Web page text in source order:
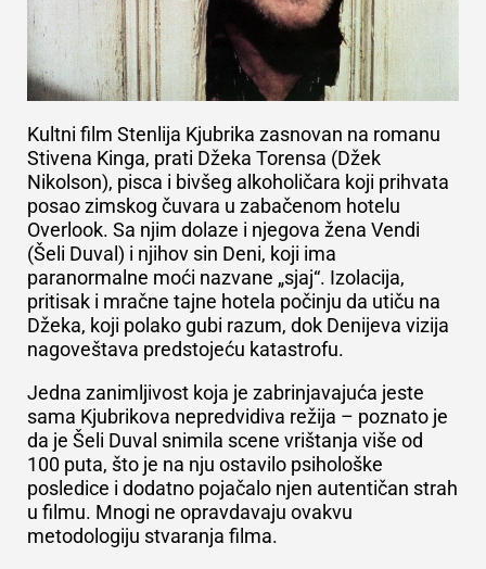
Kultni film Stenlija Kjubrika zasnovan na romanu
Stivena Kinga, prati Džeka Torensa (Džek
Nikolson), pisca i bivšeg alkoholičara koji prihvata
posao zimskog čuvara u zabačenom hotelu
Overlook. Sa njim dolaze i njegova žena Vendi
(Šeli Duval) i njihov sin Deni, koji ima
paranormalne moći nazvane „sjaj“. Izolacija,
pritisak i mračne tajne hotela počinju da utiču na
Džeka, koji polako gubi razum, dok Denijeva vizija
nagoveštava predstojeću katastrofu.
Jedna zanimljivost koja je zabrinjavajuća jeste
sama Kjubrikova nepredvidiva režija – poznato je
da je Šeli Duval snimila scene vrištanja više od
100 puta, što je na nju ostavilo psihološke
posledice i dodatno pojačalo njen autentičan strah
u filmu. Mnogi ne opravdavaju ovakvu
metodologiju stvaranja filma.